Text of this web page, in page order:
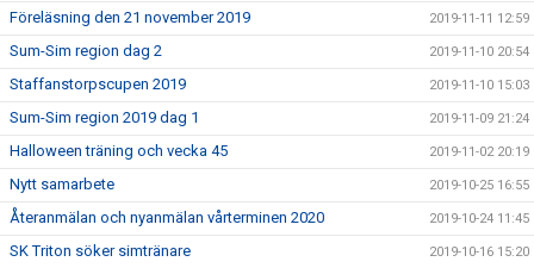
Föreläsning den 21 november 2019 2019-11-11 12:59
Sum-Sim region dag 2 2019-11-10 20:54
Staffanstorpscupen 2019 2019-11-10 15:03
Sum-Sim region 2019 dag 1 2019-11-09 21:24
Halloween träning och vecka 45 2019-11-02 20:19
Nytt samarbete 2019-10-25 16:55
Återanmälan och nyanmälan vårterminen 2020 2019-10-24 11:45
SK Triton söker simtränare 2019-10-16 15:20